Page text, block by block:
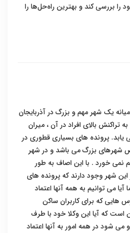
را بررسی کند و بهترین راه‌حل‌ها را
یک شهر مهم و بزرگ در آذربایجان
تراکنش بالای افراد در آن ، میران
پرونده های بسیاری قطوری در
شهرهای بزرگ می باشد و در شهر
نمی خورد . با این اصاف به طور
این شهر وجود دارند که پرونده های
آیا می توانیم به همه آنها اعتماد
هایی که برای کاربران ساکن
است که آیا این وکلا خود با طرف
می شود در همه امور به آنها اعتماد